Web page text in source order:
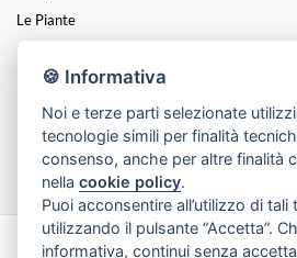
Le Piante
Fiori A Steli
I Centrotavola
I Cuori
Funebre
🍪 Informativa
Noi e terze parti selezionate
tecnologie simili per finalità
consenso, anche per altre finalità
nellacookie policy.
Puoi acconsentire all’utilizzo di tali
utilizzando il pulsante “Accetta”.
informativa, continui senza